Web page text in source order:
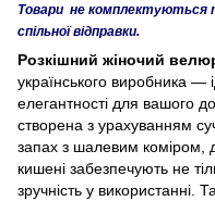
Товари не комплектуються
спільної відправки.
Розкішний жіночий
українського виробника
елегантності для вашого
створена з урахуванням
запах з шалевим коміром,
кишені забезпечують не
зручність у використанні.